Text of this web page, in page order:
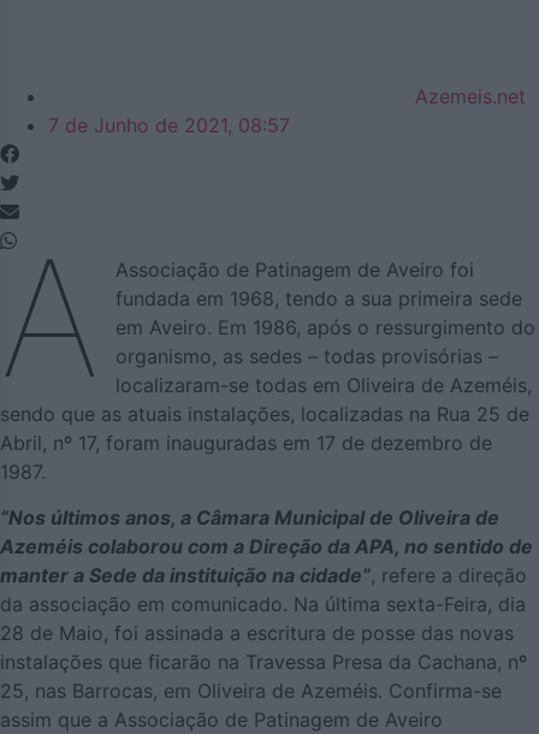
Azemeis.net
7 de Junho de 2021, 08:57
A
Associação de Patinagem de Aveiro foi
fundada em 1968, tendo a sua primeira sede
em Aveiro. Em 1986, após o ressurgimento do
organismo, as sedes – todas provisórias –
localizaram-se todas em Oliveira de Azeméis,
sendo que as atuais instalações, localizadas na Rua 25 de
Abril, nº 17, foram inauguradas em 17 de dezembro de
1987.
“Nos últimos anos, a Câmara Municipal de Oliveira de
Azeméis colaborou com a Direção da APA, no sentido de
manter a Sede da instituição na cidade”, refere a direção
da associação em comunicado. Na última sexta-Feira, dia
28 de Maio, foi assinada a escritura de posse das novas
instalações que ficarão na Travessa Presa da Cachana, nº
25, nas Barrocas, em Oliveira de Azeméis. Confirma-se
assim que a Associação de Patinagem de Aveiro